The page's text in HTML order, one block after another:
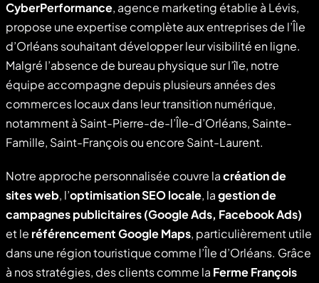
CyberPerformance, agence marketing établie à Lévis,
propose une expertise complète aux entreprises de l’Île
d’Orléans souhaitant développer leur visibilité en ligne.
Malgré l’absence de bureau physique sur l’île, notre
équipe accompagne depuis plusieurs années des
commerces locaux dans leur transition numérique,
notamment à Saint-Pierre-de-l’Île-d’Orléans, Sainte-
Famille, Saint-François ou encore Saint-Laurent.
Notre approche personnalisée couvre lacréation de
sites web, l’optimisation SEO locale, lagestion de
campagnes publicitaires (Google Ads, Facebook Ads)
et le référencement Google Maps, particulièrement utile
dans une région touristique comme l’Île d’Orléans. Grâce
à nos stratégies, des clients comme la Ferme François